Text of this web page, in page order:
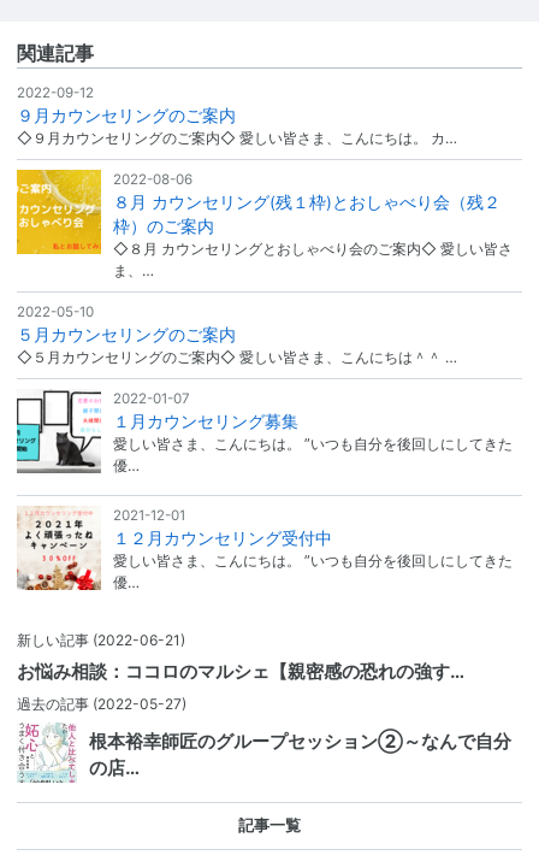
関連記事
2022-09-12
９月カウンセリングのご案内
◇９月カウンセリングのご案内◇ 愛しい皆さま、こんにちは。 カ…
2022-08-06
８月 カウンセリング(残１枠)とおしゃべり会（残２
枠）のご案内
◇８月 カウンセリングとおしゃべり会のご案内◇ 愛しい皆さ
ま、…
2022-05-10
５月カウンセリングのご案内
◇５月カウンセリングのご案内◇ 愛しい皆さま、こんにちは＾＾ …
2022-01-07
１月カウンセリング募集
愛しい皆さま、こんにちは。 ”いつも自分を後回しにしてきた
優…
2021-12-01
１２月カウンセリング受付中
愛しい皆さま、こんにちは。 ”いつも自分を後回しにしてきた
優…
新しい記事 (2022-06-21)
お悩み相談：ココロのマルシェ【親密感の恐れの強す…
過去の記事 (2022-05-27)
根本裕幸師匠のグループセッション②～なんで自分
の店…
記事一覧